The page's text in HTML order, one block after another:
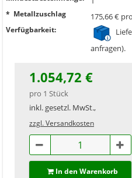
* Metallzuschlag 175,66 €
Verfügbarkeit:
anfragen).
1.054,72 €
pro 1 Stück
inkl. gesetzl. MwSt.,
zzgl. Versandkosten
In den Warenkorb